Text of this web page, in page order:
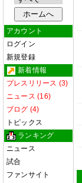
アカウント
ログイン
新規登録
新着情報
プレスリリース (3)
ニュース (16)
ブログ (4)
トピックス
ランキング
ニュース
試合
ファンサイト